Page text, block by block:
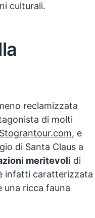
culturali.
reclamizzata
di molti
, e
di Santa Claus a
meritevoli di
infatti caratterizzata
una ricca fauna